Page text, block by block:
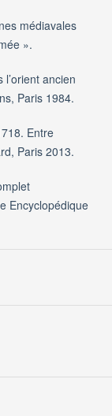
médiavales
».
ancien
Paris 1984.
Entre
Paris 2013.
Encyclopédique